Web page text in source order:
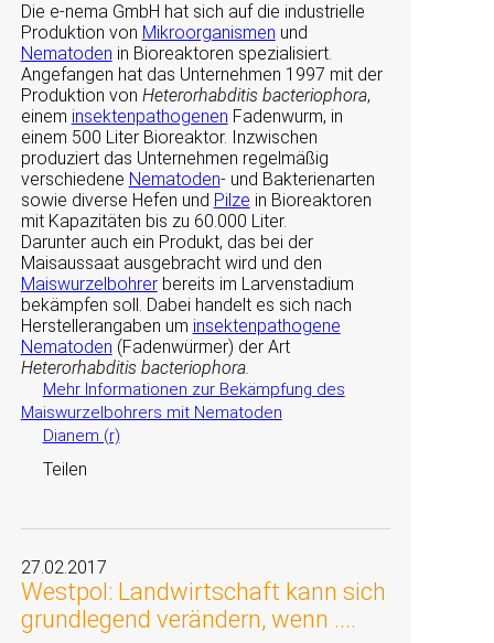
Die e-nema GmbH hat sich auf die industrielle
Produktion von Mikroorganismen und
Nematoden in Bioreaktoren spezialisiert.
Angefangen hat das Unternehmen 1997 mit der
Produktion von Heterorhabditis bacteriophora,
einem insektenpathogenen Fadenwurm, in
einem 500 Liter Bioreaktor. Inzwischen
produziert das Unternehmen regelmäßig
verschiedene Nematoden- und Bakterienarten
sowie diverse Hefen und Pilze in Bioreaktoren
mit Kapazitäten bis zu 60.000 Liter.
Darunter auch ein Produkt, das bei der
Maisaussaat ausgebracht wird und den
Maiswurzelbohrerbereits im Larvenstadium
bekämpfen soll. Dabei handelt es sich nach
Herstellerangaben um insektenpathogene
Nematoden (Fadenwürmer) der Art
Heterorhabditis bacteriophora.
Mehr Informationen zur Bekämpfung des
Maiswurzelbohrers mit Nematoden
Dianem (r)
Teilen
27.02.2017
Westpol: Landwirtschaft kann sich
grundlegend verändern, wenn ....